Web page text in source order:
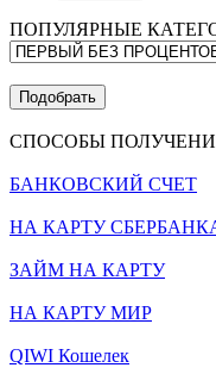
ПОПУЛЯРНЫЕ
Подобрать
СПОСОБЫ
БАНКОВСКИЙ СЧЕТ
НА КАРТУ
ЗАЙМ НА КАРТУ
НА КАРТУ МИР
QIWI Кошелек